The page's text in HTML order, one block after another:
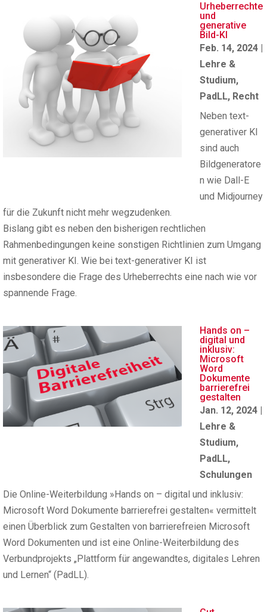
Urheberrechte
und
generative
Bild-KI
Feb. 14, 2024 |
Lehre &
Studium,
PadLL, Recht
Neben text-
generativer KI
sind auch
Bildgeneratore
n wie Dall-E
und Midjourney
für die Zukunft nicht mehr wegzudenken.
Bislang gibt es neben den bisherigen rechtlichen
Rahmenbedingungen keine sonstigen Richtlinien zum Umgang
mit generativer KI. Wie bei text-generativer KI ist
insbesondere die Frage des Urheberrechts eine nach wie vor
spannende Frage.
Hands on –
digital und
inklusiv:
Microsoft
Word
Dokumente
barrierefrei
gestalten
Jan. 12, 2024 |
Lehre &
Studium,
PadLL,
Schulungen
Die Online-Weiterbildung »Hands on – digital und inklusiv:
Microsoft Word Dokumente barrierefrei gestalten« vermittelt
einen Überblick zum Gestalten von barrierefreien Microsoft
Word Dokumenten und ist eine Online-Weiterbildung des
Verbundprojekts „Plattform für angewandtes, digitales Lehren
und Lernen“ (PadLL).